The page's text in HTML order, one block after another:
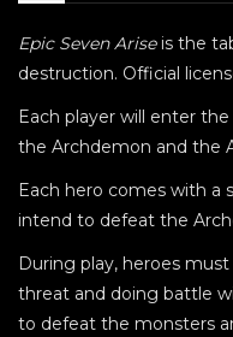
Epic Seven Ariseis the
destruction. Official
Each player will enter
the Archdemon and the
Each hero comes with a
intend to defeat the
During play, heroes
threat and doing battle
to defeat the monsters